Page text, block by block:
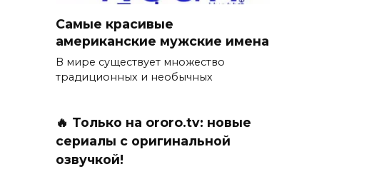
Самые красивые
американские мужские имена
В мире существует множество
традиционных и необычных
🔥 Только на ororo.tv: новые
сериалы с оригинальной
озвучкой!